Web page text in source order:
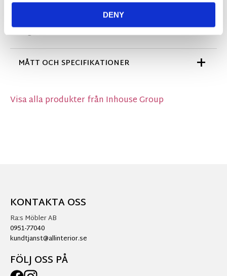
DENY
sedan upp mattan efter dina mått. Mattan får ett
fint snitt när den skärs och behöver därför inte
langetteras.
MÅTT OCH SPECIFIKATIONER
Visa alla produkter från Inhouse Group
KONTAKTA OSS
Ra:s Möbler AB
0951-77040
kundtjanst@allinterior.se
FÖLJ OSS PÅ